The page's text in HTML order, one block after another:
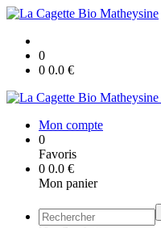
0
0 0.0 €
Mon compte
0
Favoris
0 0.0 €
Mon panier